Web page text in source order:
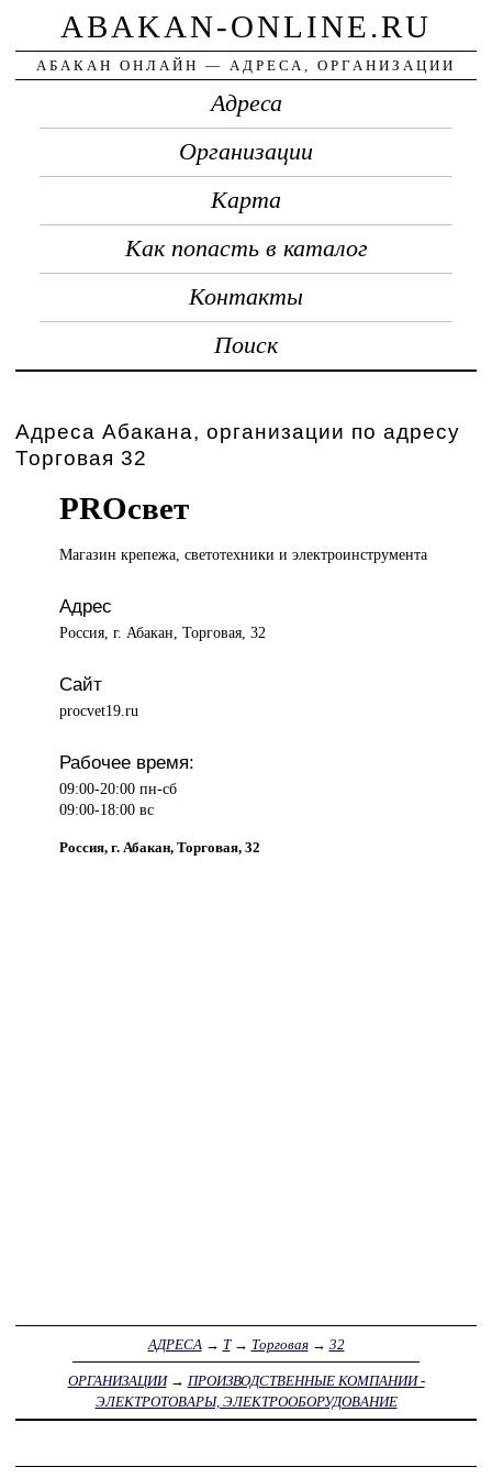
ABAKAN-ONLINE.RU
АБАКАН ОНЛАЙН — АДРЕСА, ОРГАНИЗАЦИИ
Адреса
Организации
Карта
Как попасть в каталог
Контакты
Поиск
Адреса Абакана, организации по адресу
Торговая 32
PROсвет
Магазин крепежа,светотехники и электроинструмента
Адрес
Россия, г. Абакан, Торговая, 32
Сайт
procvet19.ru
Рабочее время:
09:00-20:00 пн-сб
09:00-18:00 вс
Россия, г. Абакан, Торговая, 32
АДРЕСА → Т→ Торговая→ 32
ОРГАНИЗАЦИИ→ ПРОИЗВОДСТВЕННЫЕ КОМПАНИИ -
ЭЛЕКТРОТОВАРЫ, ЭЛЕКТРООБОРУДОВАНИЕ